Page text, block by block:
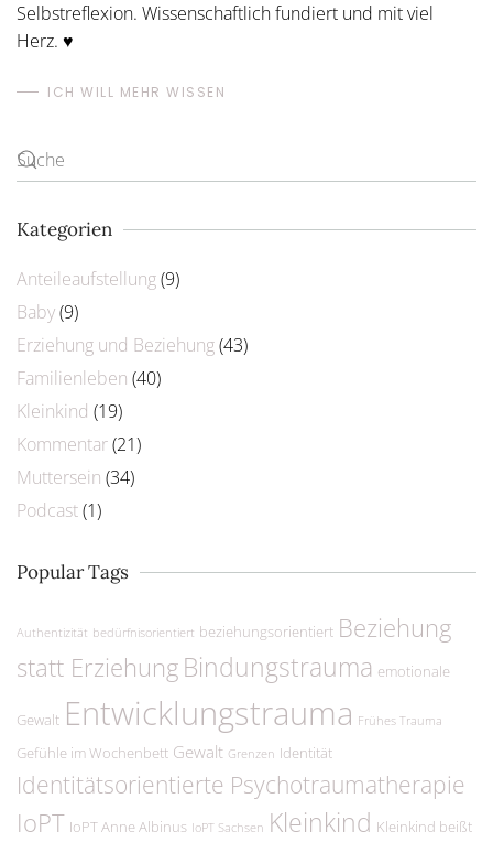
Selbstreflexion. Wissenschaftlich fundiert und mit viel
Herz. ♥
ICH WILL MEHR WISSEN
Kategorien
Anteileaufstellung(9)
Baby(9)
Erziehung und Beziehung(43)
Familienleben (40)
Kleinkind (19)
Kommentar(21)
Muttersein (34)
Podcast(1)
Popular Tags
Authentizität bedürfnisorientiert beziehungsorientiert Beziehung
statt Erziehung Bindungstrauma emotionale
Gewalt Entwicklungstrauma Frühes Trauma
Gefühle im Wochenbett Gewalt Grenzen Identität
Identitätsorientierte Psychotraumatherapie
IoPT IoPT Anne Albinus IoPT Sachsen Kleinkind Kleinkind beißt